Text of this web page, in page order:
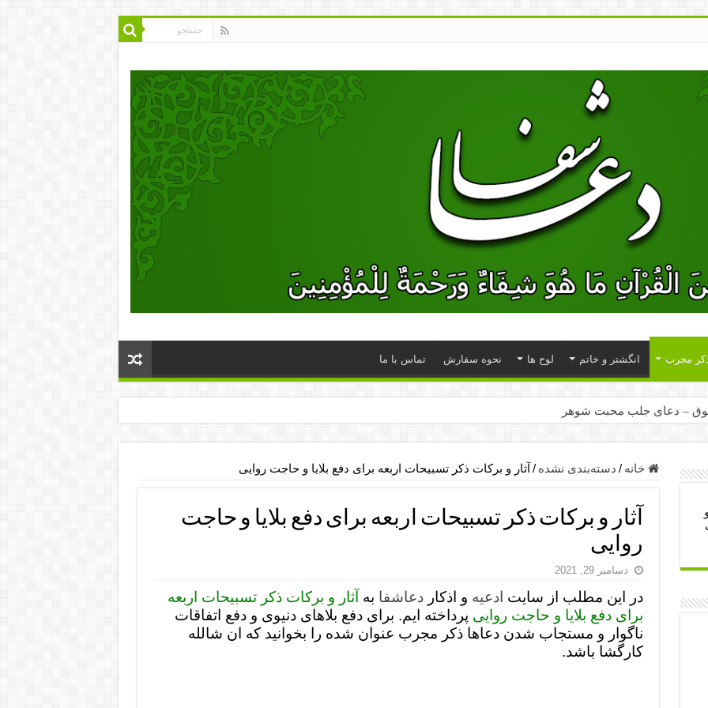
مجرب انگشتر و خاتم لوح ها نحوه سفارش تماس با ما
– دعای جلب محبت شوهر
– دعای یا من اظهر الجمیل برای حاجت
آن ها – ذکر مخصوص مستجاب الدعوه شدن
– دعای ترس و بی خوابی کودکان
دعای رفع مشکلات و طلب حاجت
– آیه‌ جلب ثروت و برکت مال
چشم زخم – دعای چشم زخم ماشاالله
برای آرامش قلب و رفع اضطراب
– دعای ثروت حضرت سلیمان
خانه / دسته‌بندی نشده / آثار و برکات ذکر تسبیحات اربعه برای دفع بلایا و حاجت روایی
آثار و برکات ذکر تسبیحات اربعه برای دفع بلایا و حاجت
روایی
دسامبر 29, 2021
در این مطلب از سایت ادعیه و اذکاردعاشفا به آثار و برکات ذکر تسبیحات اربعه
برای دفع بلایا و حاجت روایی پرداخته ایم. برای دفع بلاهای دنیوی و دفع اتفاقات
ناگوار و مستجاب شدن دعاها ذکر مجرب عنوان شده را بخوانید که ان شالله
کارگشا باشد.